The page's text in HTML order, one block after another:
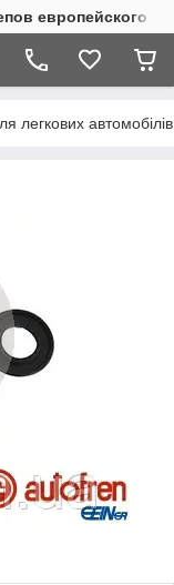
европейского
легкових автомобілів